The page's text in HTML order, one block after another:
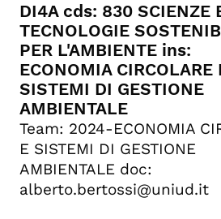
DI4A cds: 830 SCIENZE
TECNOLOGIE
PER L'AMBIENTE ins:
ECONOMIA CIRCOLARE
SISTEMI DI GESTIONE
AMBIENTALE
Team: 2024-ECONOMIA
E SISTEMI DI GESTIONE
AMBIENTALE doc:
alberto.bertossi@uniud.it